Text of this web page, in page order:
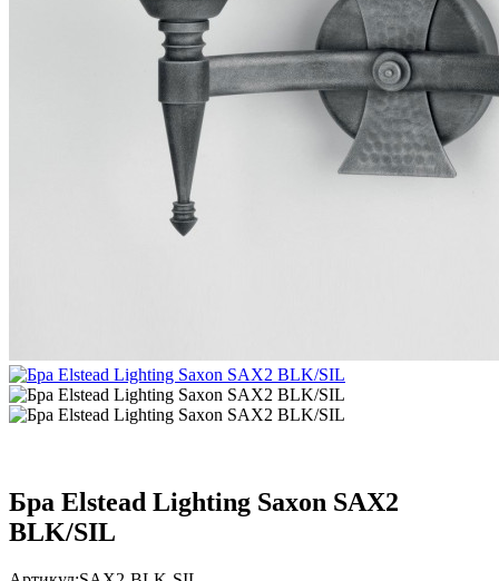
Бра Elstead Lighting Saxon SAX2
BLK/SIL